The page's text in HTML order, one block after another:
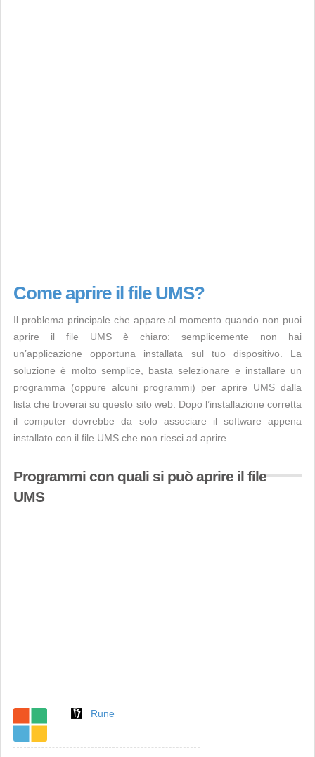
Come aprire il file UMS?
Il problema principale che appare al momento quando non puoi
aprire il file UMS è chiaro: semplicemente non hai
un’applicazione opportuna installata sul tuo dispositivo. La
soluzione è molto semplice, basta selezionare e installare un
programma (oppure alcuni programmi) per aprire UMS dalla
lista che troverai su questo sito web. Dopo l’installazione corretta
il computer dovrebbe da solo associare il software appena
installato con il file UMS che non riesci ad aprire.
Programmi con quali si può aprire il file
UMS
Rune